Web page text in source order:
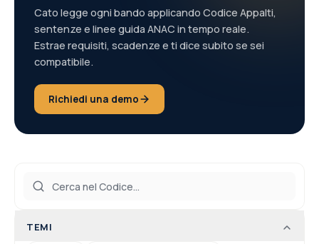
Cato legge ogni bando applicando Codice Appalti,
sentenze e linee guida ANAC in tempo reale.
Estrae requisiti, scadenze e ti dice subito se sei
compatibile.
Richiedi una demo
TEMI